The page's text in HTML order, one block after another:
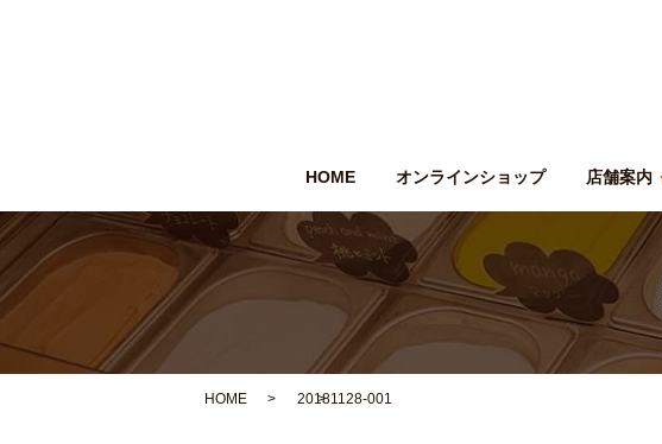
HOME オンラインショップ 店舗案内
HOME 20181128-001